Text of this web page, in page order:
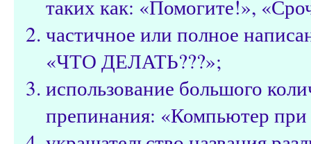
таких как: «Помогите!»,
частичное или полное
«ЧТО ДЕЛАТЬ???»;
использование большого
препинания: «Компьютер при